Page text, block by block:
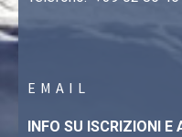
EMAIL
INFO SU ISCRIZIONI E